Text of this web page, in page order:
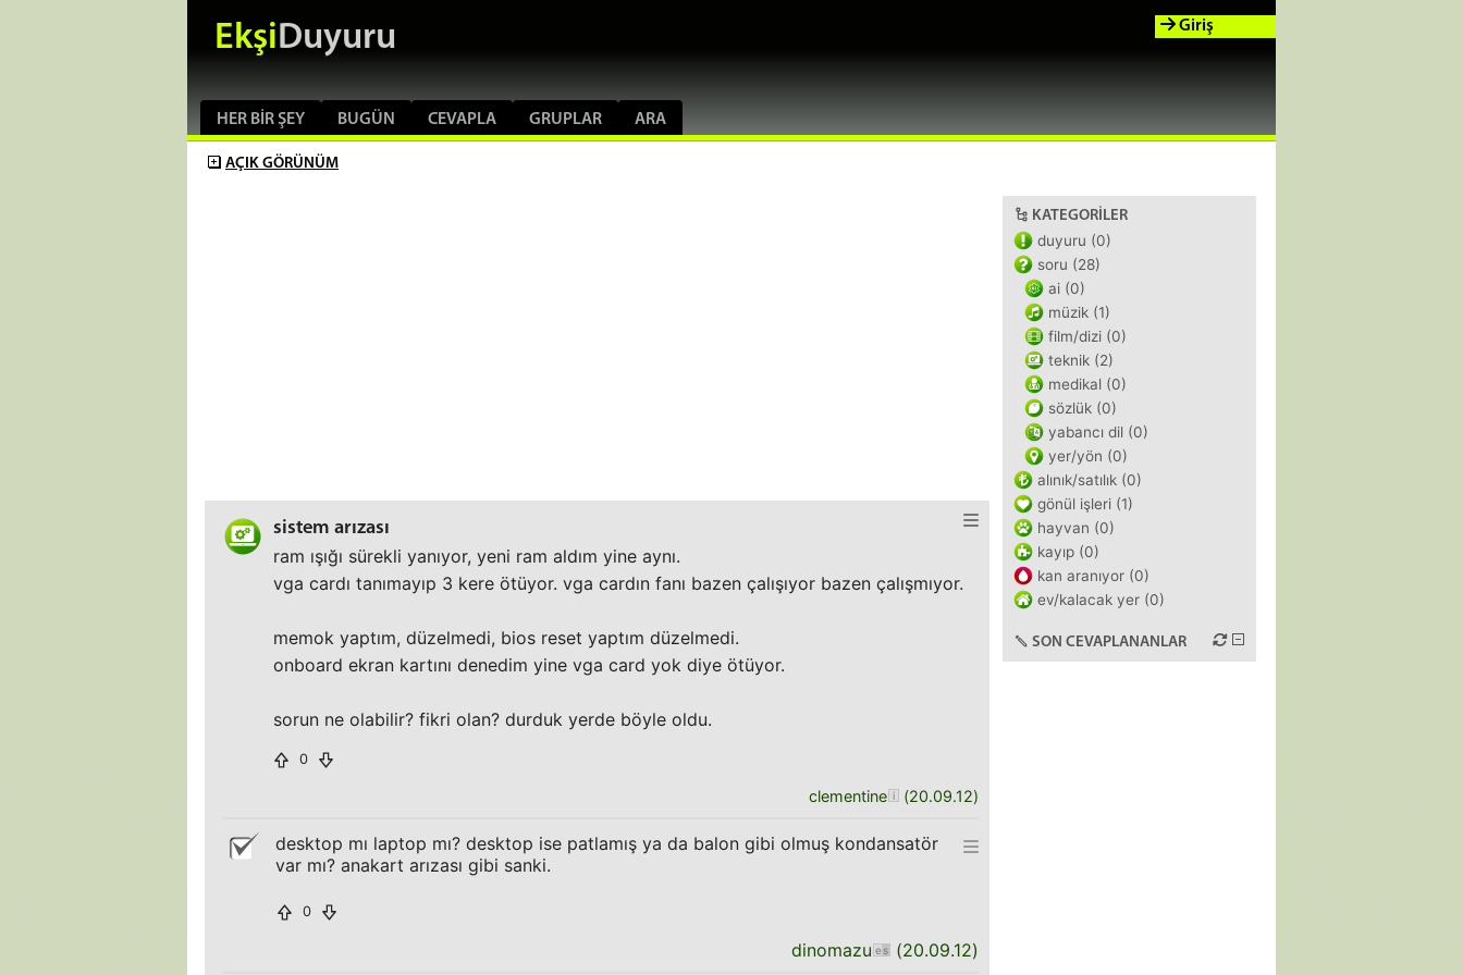
EkşiDuyuru
HER BIR ŞEY BUGÜN CEVAPLA GRUPLAR ARA
Giriş
AÇIK GÖRÜNÜM
sistem arızası
ram ışığı sürekli yanıyor, yeni ram aldım yine aynı.
vga cardı tanımayıp 3 kere ötüyor. vga cardın fanı bazen çalışıyor bazen çalışmıyor.
memok yaptım, düzelmedi, bios reset yaptım düzelmedi.
onboard ekran kartını denedim yine vga card yok diye ötüyor.
sorun ne olabilir? fikri olan? durduk yerde böyle oldu.
0
clementine (20.09.12)
desktop mı laptop mı? desktop ise patlamış ya da balon gibi olmuş kondansatör
var mı? anakart arızası gibi sanki.
0
dinomazu (20.09.12)
KATEGORILER
duyuru (0)
soru (28)
ai (0)
müzik (1)
film/dizi (0)
teknik (2)
medikal (0)
sözlük (0)
yabancı dil (0)
yer/yön (0)
alınık/satılık (0)
gönül işleri (1)
hayvan (0)
kayıp (0)
kan aranıyor (0)
ev/kalacak yer (0)
SON CEVAPLANANLAR